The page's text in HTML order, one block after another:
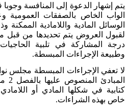
يتم إشهار الدعوة إلى المنافسة
الواب الخاص بالصفقات
الوسائل المادية واللامادية
لقبول العروض يتم تحديدها من
درجة المشاركة في تلبية
وطبيعة الإجراءات المبسطة.
لا تعفي الإجراءات المبسطة مجلس
كتابية في شكلها المادي أو
خاص بهذه الشراءات.